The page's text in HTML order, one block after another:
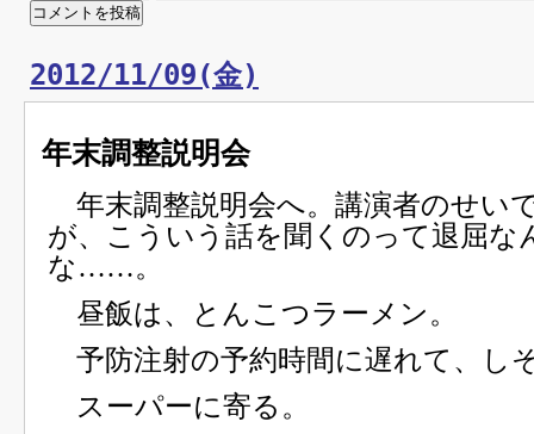
2012/11/09(金)
年末調整説明会
年末調整説明会へ。講演者のせい
が、こういう話を聞くのって退屈な
な……。
昼飯は、とんこつラーメン。
予防注射の予約時間に遅れて、し
スーパーに寄る。